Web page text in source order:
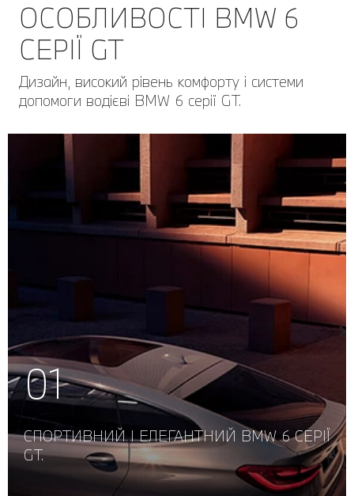
ОСОБЛИВОСТІ BMW 6
СЕРІЇ GT
Дизайн, високий рівень комфорту і системи
допомоги водієві BMW 6 серії GT.
СПОРТИВНИЙ І ЕЛЕГАНТНИЙ BMW 6 СЕРІЇ
GT.